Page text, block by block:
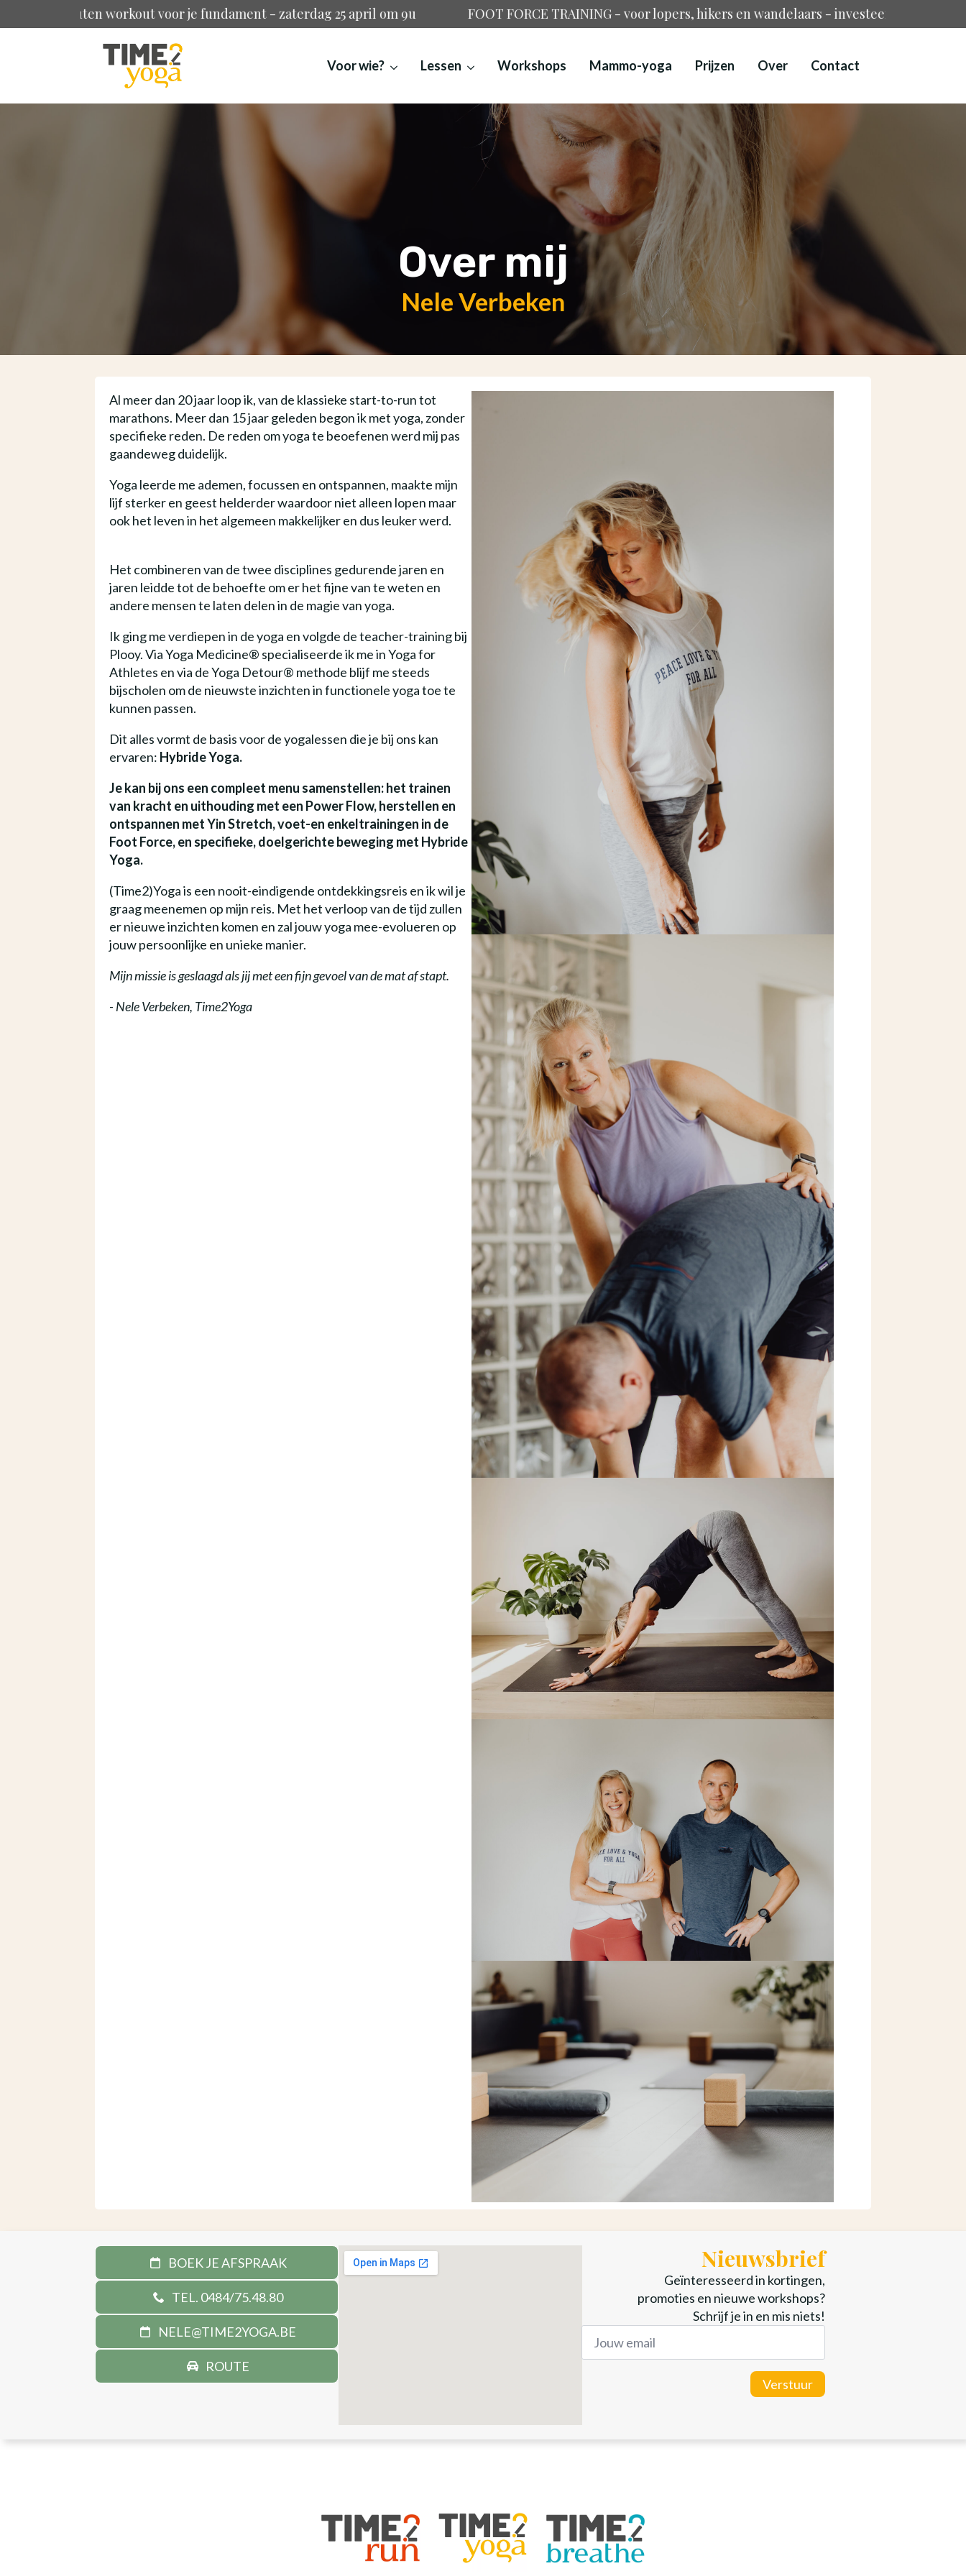
workout voor je fundament - zaterdag 25 april om 9u FOOT FORCE TRAINING - voor lopers, hikers en wandelaars - investeer in minder
Voor wie? Lessen Workshops Mammo-yoga Prijzen Over Contact
Over mij
Nele Verbeken
Al meer dan 20 jaar loop ik, van de klassieke start-to-run tot
marathons. Meer dan 15 jaar geleden begon ik met yoga, zonder
specifieke reden. De reden om yoga te beoefenen werd mij pas
gaandeweg duidelijk.
Yoga leerde me ademen, focussen en ontspannen, maakte mijn
lijf sterker en geest helderder waardoor niet alleen lopen maar
ook het leven in het algemeen makkelijker en dus leuker werd.
Het combineren van de twee disciplines gedurende jaren en
jaren leidde tot de behoefte om er het fijne van te weten en
andere mensen te laten delen in de magie van yoga.
Ik ging me verdiepen in de yoga en volgde de teacher-training bij
Plooy. Via Yoga Medicine® specialiseerde ik me in Yoga for
Athletes en via de Yoga Detour® methode blijf me steeds
bijscholen om de nieuwste inzichten in functionele yoga toe te
kunnen passen.
Dit alles vormt de basis voor de yogalessen die je bij ons kan
ervaren: Hybride Yoga.
Je kan bij ons een compleet menu samenstellen: het trainen
van kracht en uithouding met een Power Flow, herstellen en
ontspannen met Yin Stretch, voet-en enkeltrainingen in de
Foot Force, en specifieke, doelgerichte beweging met Hybride
Yoga.
(Time2)Yoga is een nooit-eindigende ontdekkingsreis en ik wil je
graag meenemen op mijn reis. Met het verloop van de tijd zullen
er nieuwe inzichten komen en zal jouw yoga mee-evolueren op
jouw persoonlijke en unieke manier.
Mijn missie is geslaagd als jij met een fijn gevoel van de mat af stapt.
- Nele Verbeken, Time2Yoga
BOEK JE AFSPRAAK
TEL. 0484/75.48.80
NELE@TIME2YOGA.BE
ROUTE
Nieuwsbrief
Geïnteresseerd in kortingen,
promoties en nieuwe workshops?
Schrijf je in en mis niets!
Jouw
email
adress
Verstuur